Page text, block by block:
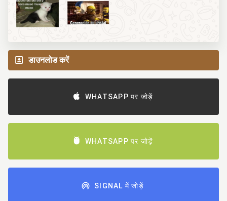
डाउनलोड करें
WHATSAPP पर जोड़ें
WHATSAPP पर जोड़ें
SIGNAL में जोड़ें